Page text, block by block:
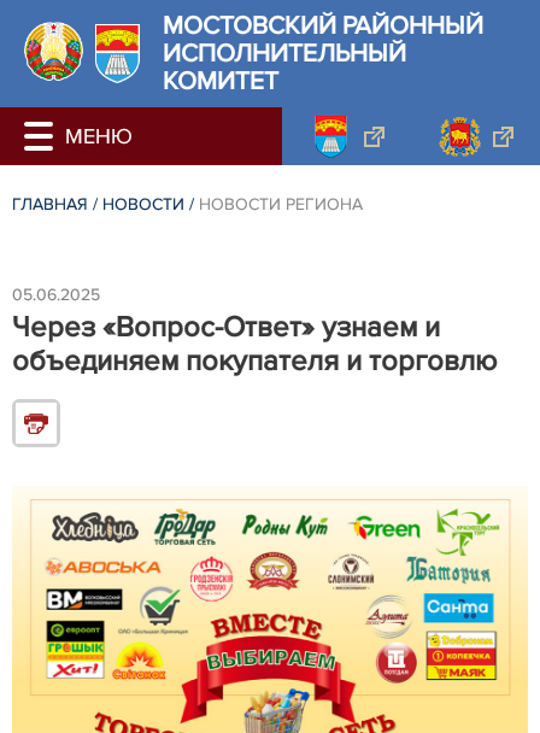
МОСТОВСКИЙ РАЙОННЫЙ
ИСПОЛНИТЕЛЬНЫЙ
КОМИТЕТ
ГЛАВНАЯ / НОВОСТИ / НОВОСТИ РЕГИОНА
05.06.2025
Через «Вопрос-Ответ» узнаем и
объединяем покупателя и торговлю